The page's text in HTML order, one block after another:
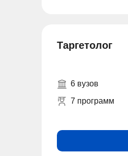
Таргетолог
6 вузов
7 программ